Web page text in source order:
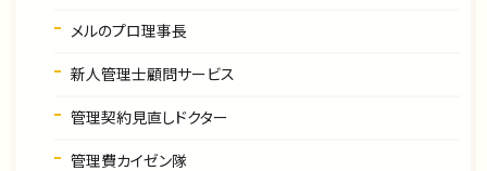
メルのプロ理事長
新人管理士顧問サービス
管理契約見直しドクター
管理費カイゼン隊